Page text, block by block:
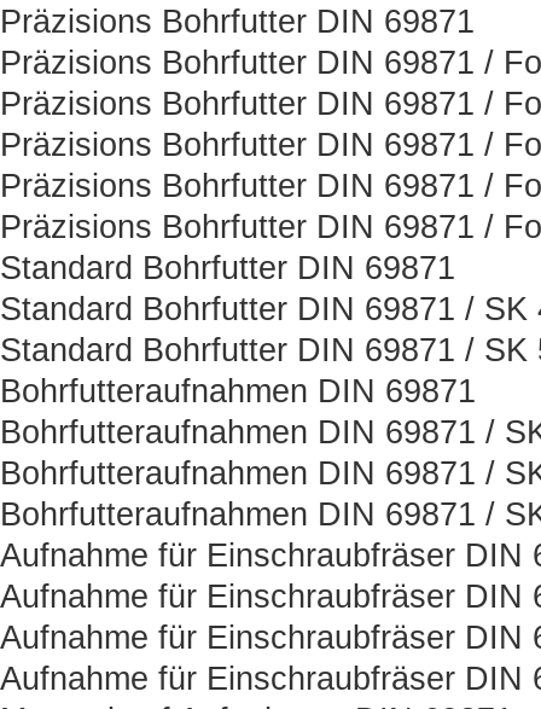
Präzisions Bohrfutter DIN 69871
Präzisions Bohrfutter DIN 69871 /
Präzisions Bohrfutter DIN 69871 /
Präzisions Bohrfutter DIN 69871 /
Präzisions Bohrfutter DIN 69871 /
Präzisions Bohrfutter DIN 69871 /
Standard Bohrfutter DIN 69871
Standard Bohrfutter DIN 69871 / SK
Standard Bohrfutter DIN 69871 / SK
Bohrfutteraufnahmen DIN 69871
Bohrfutteraufnahmen DIN 69871 /
Bohrfutteraufnahmen DIN 69871 /
Bohrfutteraufnahmen DIN 69871 /
Aufnahme für Einschraubfräser DIN
Aufnahme für Einschraubfräser DIN
Aufnahme für Einschraubfräser DIN
Aufnahme für Einschraubfräser DIN